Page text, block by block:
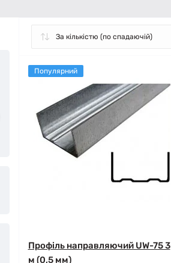
Популярний
Профіль направляючий UW-75 3
м (0,5 мм)